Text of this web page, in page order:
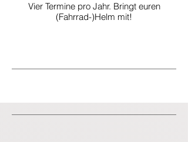
Vier Termine pro Jahr. Bringt euren
(Fahrrad-)Helm mit!